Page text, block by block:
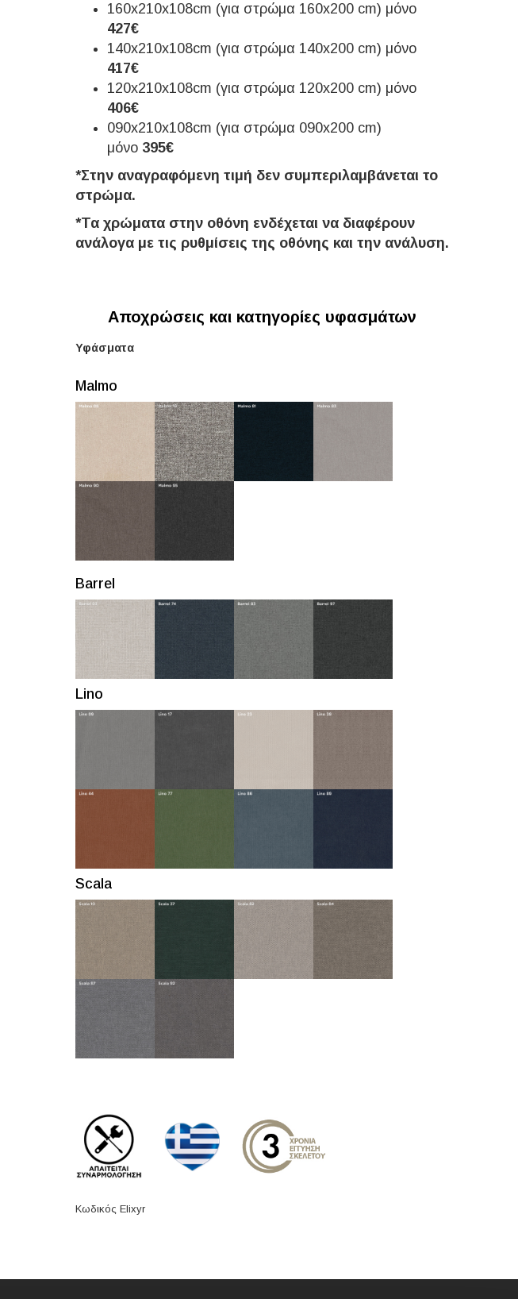
160x210x108cm (για στρώμα 160x200 cm) μόνο
427€
140x210x108cm (για στρώμα 140x200 cm) μόνο
417€
120x210x108cm (για στρώμα 120x200 cm) μόνο
406€
090x210x108cm (για στρώμα 090x200 cm)
μόνο 395€
*Στην αναγραφόμενη τιμή δεν συμπεριλαμβάνεται το
στρώμα.
*Τα χρώματα στην οθόνη ενδέχεται να διαφέρουν
ανάλογα με τις ρυθμίσεις της οθόνης και την ανάλυση.
Αποχρώσεις και κατηγορίες υφασμάτων
Υφάσματα
Μalmo
Barrel
Lino
Scala
Κωδικός Elixyr